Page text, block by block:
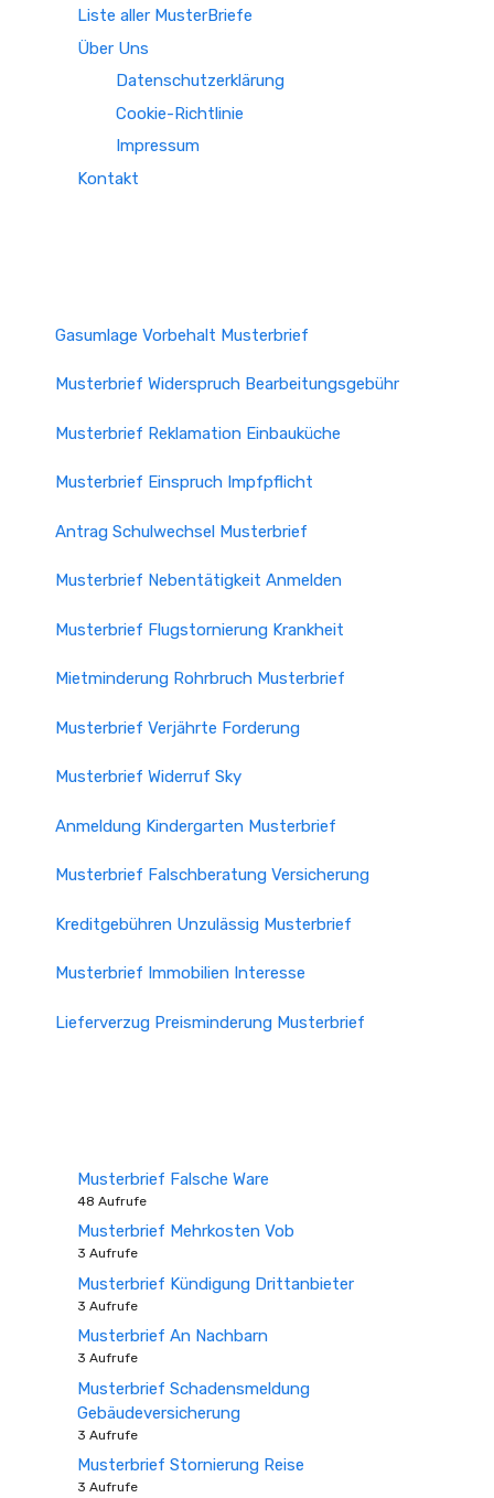
Liste aller MusterBriefe
Über Uns
Datenschutzerklärung
Cookie-Richtlinie
Impressum
Kontakt
Gasumlage Vorbehalt Musterbrief
Musterbrief Widerspruch Bearbeitungsgebühr
Musterbrief Reklamation Einbauküche
Musterbrief Einspruch Impfpflicht
Antrag Schulwechsel Musterbrief
Musterbrief Nebentätigkeit Anmelden
Musterbrief Flugstornierung Krankheit
Mietminderung Rohrbruch Musterbrief
Musterbrief Verjährte Forderung
Musterbrief Widerruf Sky
Anmeldung Kindergarten Musterbrief
Musterbrief Falschberatung Versicherung
Kreditgebühren Unzulässig Musterbrief
Musterbrief Immobilien Interesse
Lieferverzug Preisminderung Musterbrief
Musterbrief Falsche Ware
48 Aufrufe
Musterbrief Mehrkosten Vob
3 Aufrufe
Musterbrief Kündigung Drittanbieter
3 Aufrufe
Musterbrief An Nachbarn
3 Aufrufe
Musterbrief Schadensmeldung
Gebäudeversicherung
3 Aufrufe
Musterbrief Stornierung Reise
3 Aufrufe